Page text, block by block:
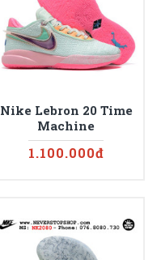
Nike Lebron 20 Time
Machine
1.100.000đ